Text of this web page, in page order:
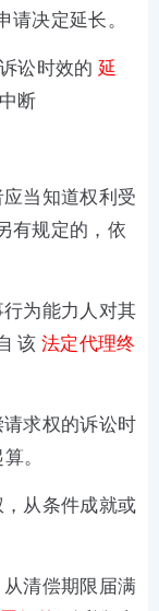
决定延长。
讼时效的 延
断
应当知道权利受
有规定的，依
行为能力人对其
该 法定代理终
请求权的诉讼时
。
，从条件成就或
从清偿期限届满